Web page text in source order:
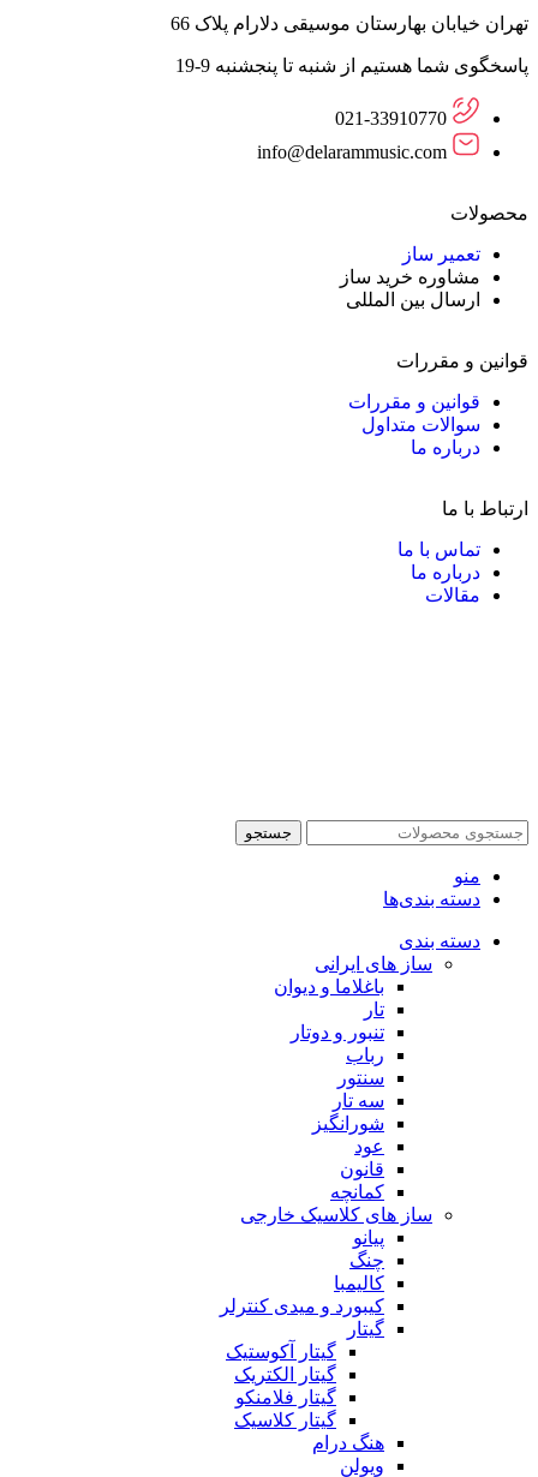
تهران خیابان بهارستان موسیقی دلارام پلاک 66
پاسخگوی شما هستیم از شنبه تا پنجشنبه 9-19
021-33910770
info@delarammusic.com
محصولات
تعمیر ساز
مشاوره خرید ساز
ارسال بین المللی
قوانین و مقررات
قوانین و مقررات
سوالات متداول
درباره ما
ارتباط با ما
تماس با ما
درباره ما
مقالات
جستجو
منو
دسته بندی‌ها
دسته بندی
ساز های ایرانی
باغلاما و دیوان
تار
تنبور و دوتار
رباب
سنتور
سه تار
شورانگیز
عود
قانون
کمانچه
ساز های کلاسیک خارجی
پیانو
چنگ
کالیمبا
کیبورد و میدی کنترلر
گیتار
گیتار آکوستیک
گیتار الکتریک
گیتار فلامنکو
گیتار کلاسیک
هنگ درام
ویولن